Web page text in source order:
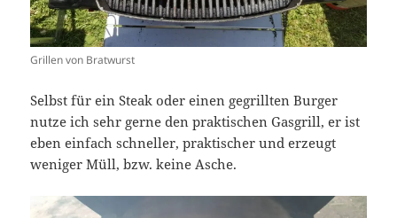
Grillen von Bratwurst
Selbst für ein Steak oder einen gegrillten Burger
nutze ich sehr gerne den praktischen Gasgrill, er ist
eben einfach schneller, praktischer und erzeugt
weniger Müll, bzw. keine Asche.